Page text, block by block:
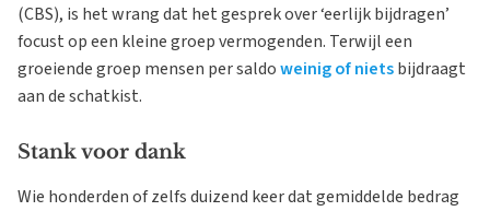
(CBS), is het wrang dat het gesprek over ‘eerlijk bijdragen’
focust op een kleine groep vermogenden. Terwijl een
groeiende groep mensen per saldoweinig of nietsbijdraagt
aan de schatkist.
Stank voor dank
Wie honderden of zelfs duizend keer dat gemiddelde bedrag